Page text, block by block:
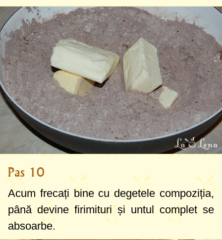
Pas 10
Acum frecați bine cu degetele compoziția,
până devine firimituri și untul complet se
absoarbe.